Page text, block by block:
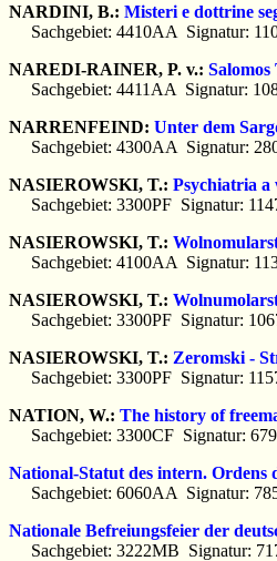
NARDINI, B.: Misteri e dottrine
Sachgebiet: 4410AA Signatur:
NAREDI-RAINER, P. v.:
Sachgebiet: 4411AA Signatur:
NARRENFEIND: Unter dem
Sachgebiet: 4300AA Signatur:
NASIEROWSKI, T.: Psychiatria a
Sachgebiet: 3300PF Signatur:
NASIEROWSKI, T.:
Sachgebiet: 4100AA Signatur:
NASIEROWSKI, T.:
Sachgebiet: 3300PF Signatur:
NASIEROWSKI, T.: Zeromski -
Sachgebiet: 3300PF Signatur:
NATION, W.: The history of
Sachgebiet: 3300CF Signatur:
National-Statut des intern.
Sachgebiet: 6060AA Signatur:
Nationale Befreiungsfeier der
Sachgebiet: 3222MB Signatur: